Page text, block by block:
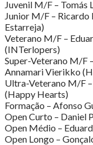
Juvenil M/F – Tomás
Junior M/F – Ricardo
Estarreja)
Veterano M/F –
(INTerlopers)
Super-Veterano M/F
Annamari Vierikko
Ultra-Veterano M/F
(Happy Hearts)
Formação – Afonso
Open Curto – Daniel
Open Médio –
Open Longo –